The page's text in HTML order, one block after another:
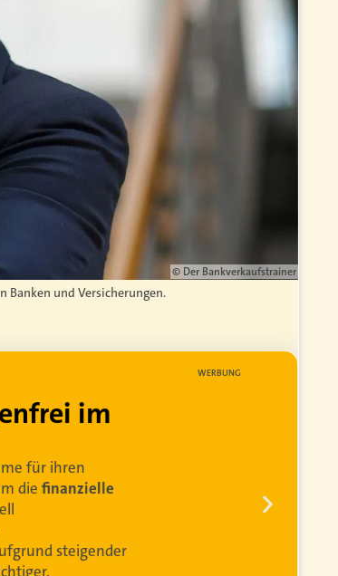
© Der Bankverkaufstrainer
Banken und Versicherungen.
WERBUNG
blicken,
ihr bestes
anschauen